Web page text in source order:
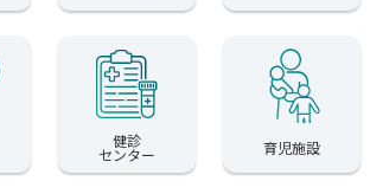
健診
センター 育児施設